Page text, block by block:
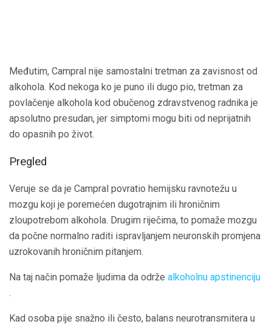
Međutim, Campral nije samostalni tretman za zavisnost od
alkohola. Kod nekoga ko je puno ili dugo pio, tretman za
povlačenje alkohola kod obučenog zdravstvenog radnika je
apsolutno presudan, jer simptomi mogu biti od neprijatnih
do opasnih po život.
Pregled
Veruje se da je Campral povratio hemijsku ravnotežu u
mozgu koji je poremećen dugotrajnim ili hroničnim
zloupotrebom alkohola. Drugim riječima, to pomaže mozgu
da počne normalno raditi ispravljanjem neuronskih promjena
uzrokovanih hroničnim pitanjem.
Na taj način pomaže ljudima da održe alkoholnu apstinenciju
.
Kad osoba pije snažno ili često, balans neurotransmitera u